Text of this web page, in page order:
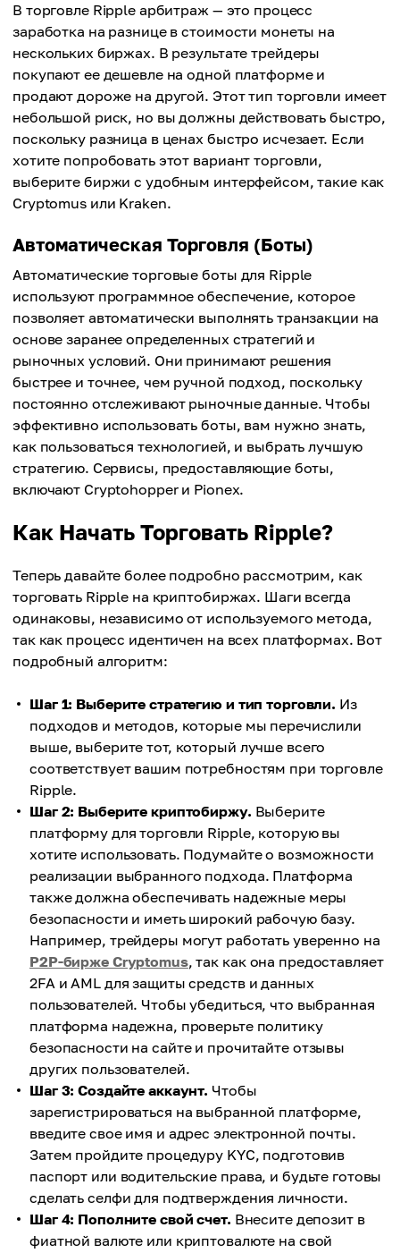
В торговле Ripple арбитраж — это процесс
заработка на разнице в стоимости монеты на
нескольких биржах. В результате трейдеры
покупают ее дешевле на одной платформе и
продают дороже на другой. Этот тип торговли имеет
небольшой риск, но вы должны действовать быстро,
поскольку разница в ценах быстро исчезает. Если
хотите попробовать этот вариант торговли,
выберите биржи с удобным интерфейсом, такие как
Cryptomus или Kraken.
Автоматическая Торговля (Боты)
Автоматические торговые боты для Ripple
используют программное обеспечение, которое
позволяет автоматически выполнять транзакции на
основе заранее определенных стратегий и
рыночных условий. Они принимают решения
быстрее и точнее, чем ручной подход, поскольку
постоянно отслеживают рыночные данные. Чтобы
эффективно использовать боты, вам нужно знать,
как пользоваться технологией, и выбрать лучшую
стратегию. Сервисы, предоставляющие боты,
включают Cryptohopper и Pionex.
Как Начать Торговать Ripple?
Теперь давайте более подробно рассмотрим, как
торговать Ripple на криптобиржах. Шаги всегда
одинаковы, независимо от используемого метода,
так как процесс идентичен на всех платформах. Вот
подробный алгоритм:
Шаг 1: Выберите стратегию и тип торговли. Из
подходов и методов, которые мы перечислили
выше, выберите тот, который лучше всего
соответствует вашим потребностям при торговле
Ripple.
Шаг 2: Выберите криптобиржу. Выберите
платформу для торговли Ripple, которую вы
хотите использовать. Подумайте о возможности
реализации выбранного подхода. Платформа
также должна обеспечивать надежные меры
безопасности и иметь широкий рабочую базу.
Например, трейдеры могут работать уверенно на
P2P-бирже Cryptomus, так как она предоставляет
2FA и AML для защиты средств и данных
пользователей. Чтобы убедиться, что выбранная
платформа надежна, проверьте политику
безопасности на сайте и прочитайте отзывы
других пользователей.
Шаг 3: Создайте аккаунт. Чтобы
зарегистрироваться на выбранной платформе,
введите свое имя и адрес электронной почты.
Затем пройдите процедуру KYC, подготовив
паспорт или водительские права, и будьте готовы
сделать селфи для подтверждения личности.
Шаг 4: Пополните свой счет. Внесите депозит в
фиатной валюте или криптовалюте на свой